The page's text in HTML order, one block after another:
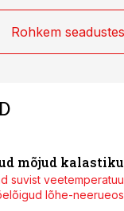
Rohkem
mõjud
suvist
lõhe-